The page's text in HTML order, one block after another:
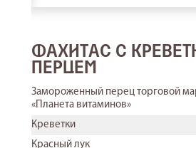
ФАХИТАС С
ПЕРЦЕМ
Замороженный перец торговой
«Планета витаминов»
Креветки
Красный лук